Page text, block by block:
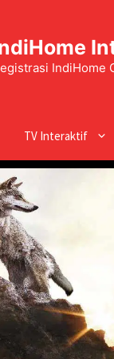
IndiHome
TV Interaktif